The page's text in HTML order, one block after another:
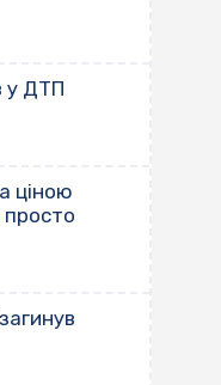
у ДТП
ціною
просто